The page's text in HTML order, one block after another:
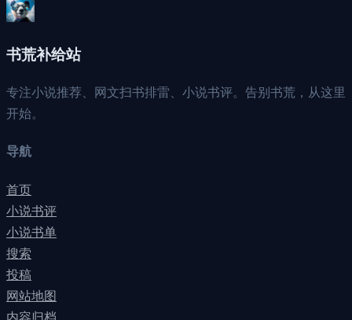
书荒补给站
专注小说推荐、网文扫书排雷、小说书评。告别书荒，从这里
开始。
导航
首页
小说书评
小说书单
搜索
投稿
网站地图
内容归档